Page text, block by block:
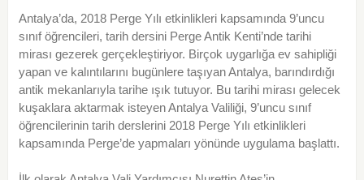
Antalya’da, 2018 Perge Yılı etkinlikleri kapsamında 9’uncu
sınıf öğrencileri, tarih dersini Perge Antik Kenti’nde tarihi
mirası gezerek gerçekleştiriyor. Birçok uygarlığa ev sahipliği
yapan ve kalıntılarını bugünlere taşıyan Antalya, barındırdığı
antik mekanlarıyla tarihe ışık tutuyor. Bu tarihi mirası gelecek
kuşaklara aktarmak isteyen Antalya Valiliği, 9’uncu sınıf
öğrencilerinin tarih derslerini 2018 Perge Yılı etkinlikleri
kapsamında Perge’de yapmaları yönünde uygulama başlattı.